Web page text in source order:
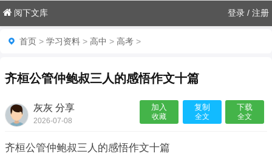
阅下文库 登录 / 注册
首页 > 学习资料 > 高中 > 高考 >
齐桓公管仲鲍叔三人的感悟作文十篇
灰灰 分享
2026-07-08
加入
收藏
复制
全文
下载
全文
齐桓公管仲鲍叔三人的感悟作文十篇